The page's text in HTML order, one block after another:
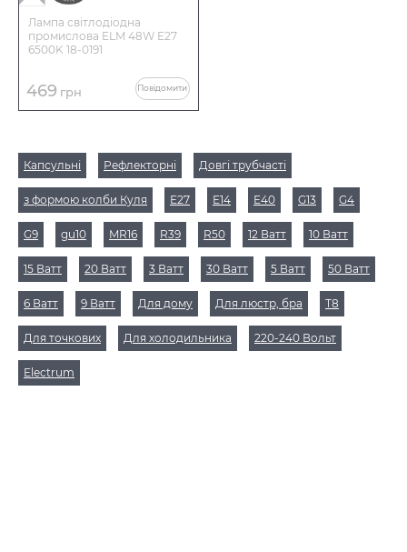
Лампа світлодіодна
промислова ELM 48W E27
6500K 18-0191
469 грн Повідомити
Капсульні Рефлекторні Довгі трубчасті
з формою колби Куля Е27 Е14 Е40 G13 G4
G9 gu10 MR16 R39 R50 12 Ватт 10 Ватт
15 Ватт 20 Ватт 3 Ватт 30 Ватт 5 Ватт 50 Ватт
6 Ватт 9 Ватт Для дому Для люстр, бра Т8
Для точкових Для холодильника 220-240 Вольт
Electrum